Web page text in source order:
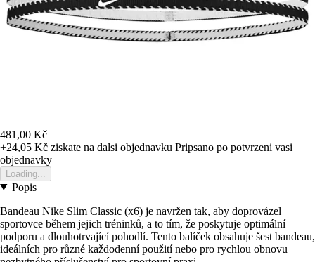
481,00 Kč
+24,05 Kč ziskate na dalsi objednavku Pripsano po potvrzeni vasi
objednavky
Loading...
Popis
Bandeau Nike Slim Classic (x6) je navržen tak, aby doprovázel
sportovce během jejich tréninků, a to tím, že poskytuje optimální
podporu a dlouhotrvající pohodlí. Tento balíček obsahuje šest bandeau,
ideálních pro různé každodenní použití nebo pro rychlou obnovu